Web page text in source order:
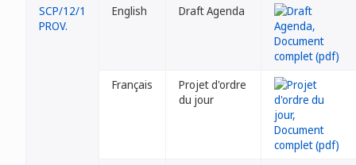
SCP/12/1
PROV.
English Draft Agenda
Français
Projet d'ordre
du jour